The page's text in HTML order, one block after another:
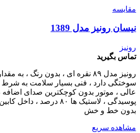
مقایسه
نیسان رونیز مدل 1389
رونیز
تماس بگیرید
رونیز مدل ۸۹ نقره ای ، بدون رنگ ،
سوختگی دارد ، فنی بسیار سلامت به شرط
عالی ، موتور بدون کوچکترین صدای
پوسیدگی ، لاستیک ها ۸۰
بدون خط و خش
مشاهده سریع